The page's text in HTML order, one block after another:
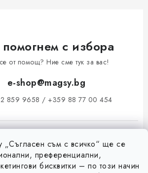
„Съгласен съм с всичко“ ще се
преференциални,
бисквитки – по този начин
с избора
от помощ? Ние сме тук за вас!
e-shop@magsy.bg
859 9658 / +359 88 77 00 454